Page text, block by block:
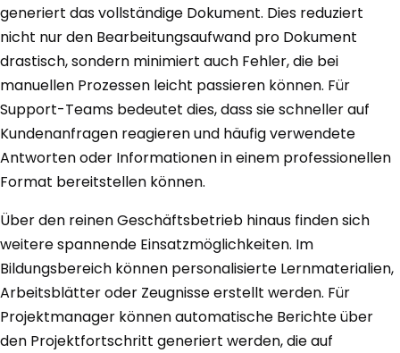
generiert das vollständige Dokument. Dies reduziert
nicht nur den Bearbeitungsaufwand pro Dokument
drastisch, sondern minimiert auch Fehler, die bei
manuellen Prozessen leicht passieren können. Für
Support-Teams bedeutet dies, dass sie schneller auf
Kundenanfragen reagieren und häufig verwendete
Antworten oder Informationen in einem professionellen
Format bereitstellen können.
Über den reinen Geschäftsbetrieb hinaus finden sich
weitere spannende Einsatzmöglichkeiten. Im
Bildungsbereich können personalisierte Lernmaterialien,
Arbeitsblätter oder Zeugnisse erstellt werden. Für
Projektmanager können automatische Berichte über
den Projektfortschritt generiert werden, die auf